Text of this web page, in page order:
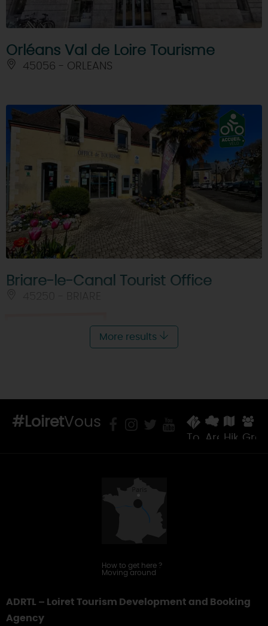
Orléans Val de Loire Tourisme
45056 - ORLEANS
Briare-le-Canal Tourist Office
More results
#LoiretVous
TouristAreasHiking
How to get here?
Moving around
ADRTL – Loiret Tourism Development and Booking
Agency